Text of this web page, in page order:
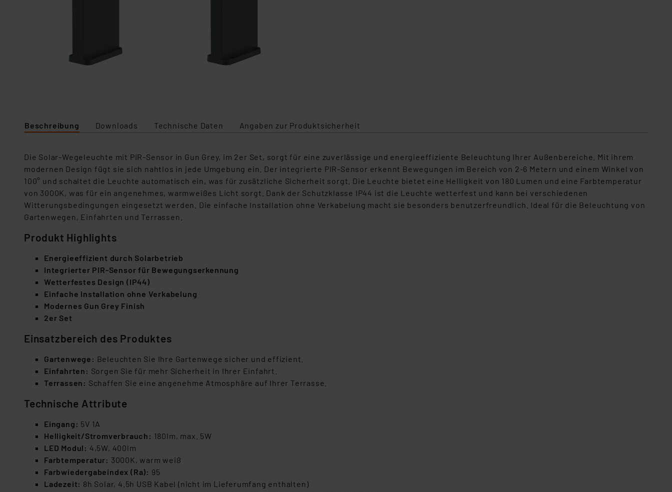
Beschreibung Downloads Technische Daten Angaben zur Produktsicherheit
Die Solar-Wegeleuchte mit PIR-Sensor in Gun Grey, im 2er Set, sorgt für eine zuverlässige und energieeffiziente Beleuchtung Ihrer Außenbereiche. Mit ihrem
modernen Design fügt sie sich nahtlos in jede Umgebung ein. Der integrierte PIR-Sensor erkennt Bewegungen im Bereich von 2-6 Metern und einem Winkel von
100° und schaltet die Leuchte automatisch ein, was für zusätzliche Sicherheit sorgt. Die Leuchte bietet eine Helligkeit von 180 Lumen und eine Farbtemperatur
von 3000K, was für ein angenehmes, warmweißes Licht sorgt. Dank der Schutzklasse IP44 ist die Leuchte wetterfest und kann bei verschiedenen
Witterungsbedingungen eingesetzt werden. Die einfache Installation ohne Verkabelung macht sie besonders benutzerfreundlich. Ideal für die Beleuchtung von
Gartenwegen, Einfahrten und Terrassen.
Produkt Highlights
Energieeffizient durch Solarbetrieb
Integrierter PIR-Sensor für Bewegungserkennung
Wetterfestes Design (IP44)
Einfache Installation ohne Verkabelung
Modernes Gun Grey Finish
2er Set
Einsatzbereich des Produktes
Gartenwege: Beleuchten Sie Ihre Gartenwege sicher und effizient.
Einfahrten: Sorgen Sie für mehr Sicherheit in Ihrer Einfahrt.
Terrassen: Schaffen Sie eine angenehme Atmosphäre auf Ihrer Terrasse.
Technische Attribute
Eingang: 5V 1A
Helligkeit/Stromverbrauch: 180lm, max. 5W
LED Modul: 4,5W, 400lm
Farbtemperatur: 3000K, warm weiß
Farbwiedergabeindex (Ra): 95
Ladezeit: 8h Solar, 4.5h USB Kabel (nicht im Lieferumfang enthalten)